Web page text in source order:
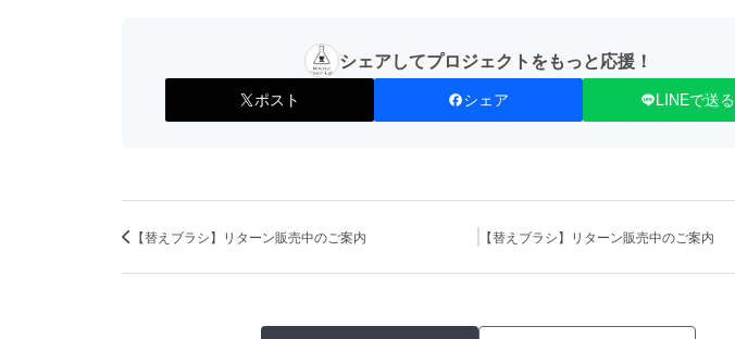
シェアしてプロジェクトをもっと応援！
ポスト シェア LINEで送る
【替えブラシ】リターン販売中のご案内 【替えブラシ】リターン販売中のご案内